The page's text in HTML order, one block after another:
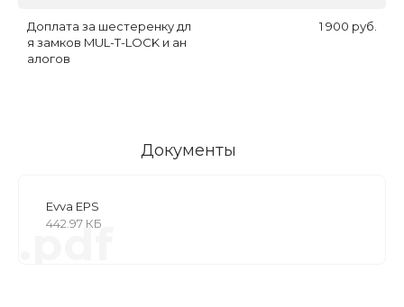
Доплата за шестеренку дл
я замков MUL-T-LOCK и ан
алогов
1 900 руб.
Документы
Evva EPS
442.97 КБ
.pdf